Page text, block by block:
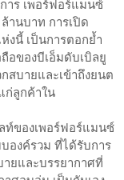
เพอร์ฟอร์แมนซ์
านบาท การเปิด
งนี้ เป็นการตอกย้ำ
อของบีเอ็มดับเบิลยู
สบายและเข้าถึงยนต
ก่ลูกค้าใน
องเพอร์ฟอร์แมนซ์
องค์รวม ที่ได้รับการ
ยและบรรยากาศที่